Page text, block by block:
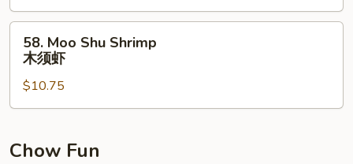
木
须
Moo
Shu
Shrimp
木
虾
58. Moo Shu Shrimp
木须虾
$10.75
Chow Fun